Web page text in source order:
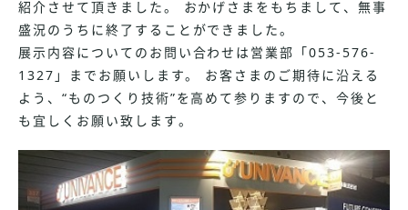
紹介させて頂きました。 おかげさまをもちまして、無事
盛況のうちに終了することができました。
展示内容についてのお問い合わせは営業部「053-576-
1327」までお願いします。 お客さまのご期待に沿える
よう、“ものつくり技術”を高めて参りますので、今後と
も宜しくお願い致します。